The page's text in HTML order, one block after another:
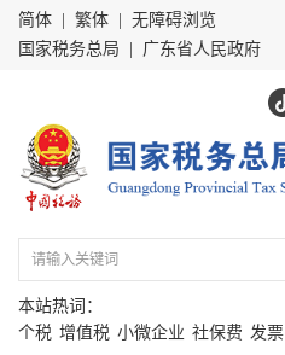
简体 繁体
无障碍浏览
国家税务总局
广东省人民政府
本站热词：
个税 增值税 小微企业 社保费 发票